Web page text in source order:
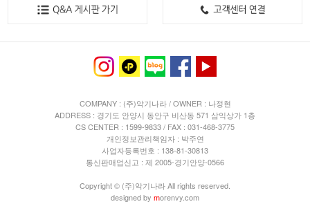
COMPANY : (주)악기나라 / OWNER : 나정현
ADDRESS : 경기도 안양시 동안구 비산동 571 삼익상가 1층
CS CENTER : 1599-9833 / FAX : 031-468-3775
개인정보관리책임자 : 박주연
사업자등록번호 : 138-81-30813
통신판매업신고 : 제 2005-경기안양-0566
Copyright © (주)악기나라 All rights reserved.
designed by morenvy.com